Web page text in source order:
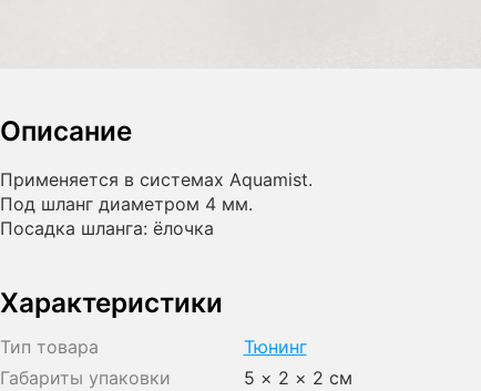
Описание
Применяется в системах Aquamist.
Под шланг диаметром 4 мм.
Посадка шланга: ёлочка
Характеристики
Тип товара
Тюнинг
Габариты упаковки
5 × 2 × 2 см